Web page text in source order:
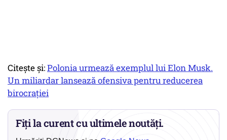
Citește și:Polonia urmează exemplul lui Elon Musk.
Un miliardar lansează ofensiva pentru reducerea
birocrației
Fiți la curent cu ultimele noutăți.